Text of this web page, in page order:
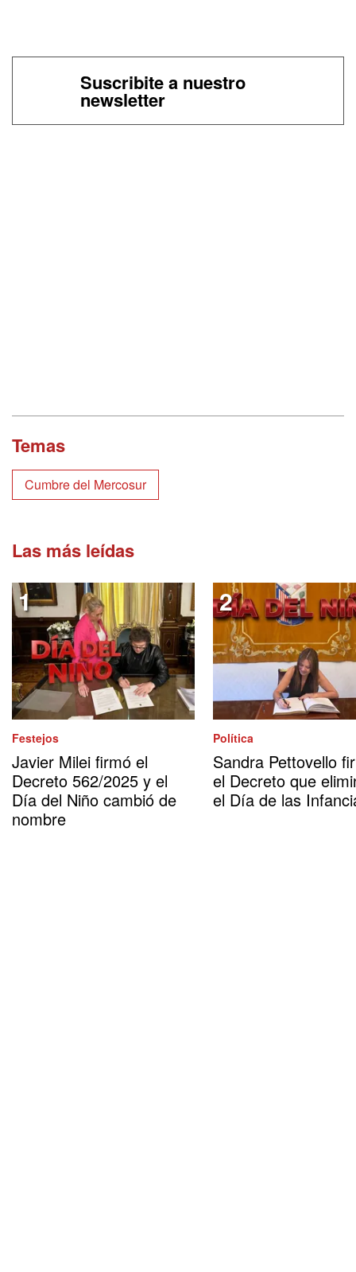
Suscribite a nuestro
newsletter
Temas
Cumbre del Mercosur
Las más leídas
Festejos
Javier Milei firmó el
Decreto 562/2025 y el
Día del Niño cambió de
nombre
Política
Sandra Pettovello
el Decreto que
el Día de las